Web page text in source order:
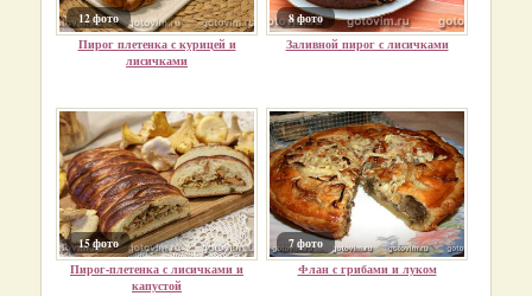
12 фото
Пирог плетенка с курицей и
лисичками
8 фото
Заливной пирог с лисичками
15 фото
Пирог-плетенка с лисичками и
капустой
7 фото
Флан с грибами и луком